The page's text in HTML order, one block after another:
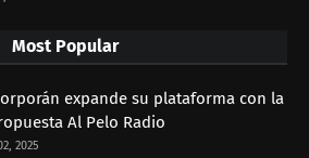
Most Popular
expande su plataforma con la
Al Pelo Radio
2025